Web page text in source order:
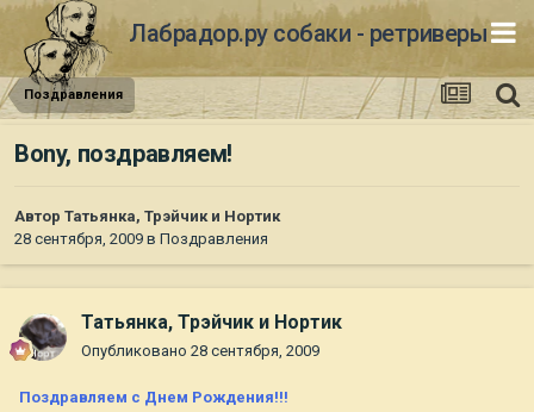
Лабрадор.ру собаки - ретриверы
Поздравления
Bony, поздравляем!
Автор Татьянка, Трэйчик и Нортик
28 сентября, 2009 в Поздравления
Татьянка, Трэйчик и Нортик
Опубликовано 28 сентября, 2009
Поздравляем с Днем Рождения!!!